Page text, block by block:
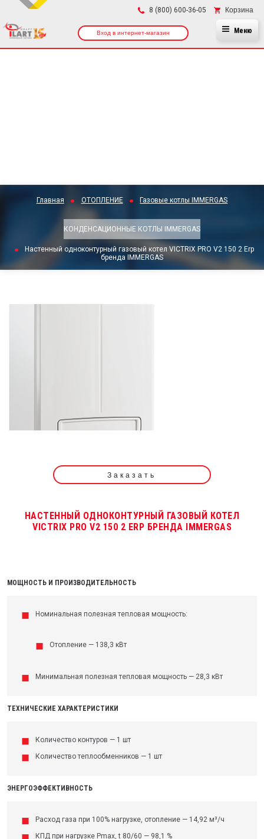
8 (800) 600-36-05 Корзина
Вход в интернет-магазин Меню
Главная ОТОПЛЕНИЕ Газовые котлы IMMERGAS
КОНДЕНСАЦИОННЫЕ КОТЛЫ IMMERGAS
Настенный одноконтурный газовый котел VICTRIX PRO V2 150 2 Erp
бренда IMMERGAS
Заказать
НАСТЕННЫЙ ОДНОКОНТУРНЫЙ ГАЗОВЫЙ КОТЕЛ
VICTRIX PRO V2 150 2 ERP БРЕНДА IMMERGAS
МОЩНОСТЬ И ПРОИЗВОДИТЕЛЬНОСТЬ
Номинальная полезная тепловая мощность:
Отопление — 138,3 кВт
Минимальная полезная тепловая мощность — 28,3 кВт
ТЕХНИЧЕСКИЕ ХАРАКТЕРИСТИКИ
Количество контуров — 1 шт
Количество теплообменников — 1 шт
ЭНЕРГОЭФФЕКТИВНОСТЬ
Расход газа при 100% нагрузке, отопление — 14,92 м³/ч
КПД при нагрузке Pmax, t 80/60 — 98,1 %
×